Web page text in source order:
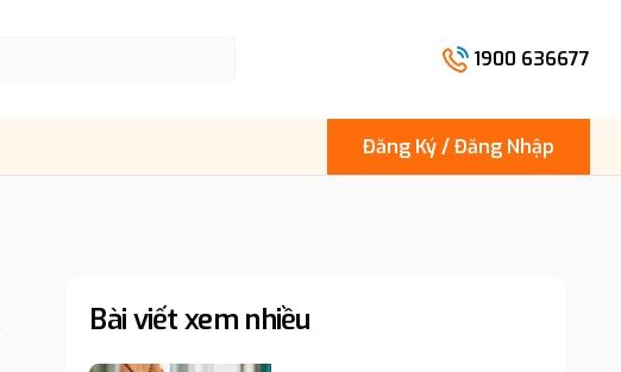
1900 636677
Đăng Ký / Đăng Nhập
Bài viết xem nhiều